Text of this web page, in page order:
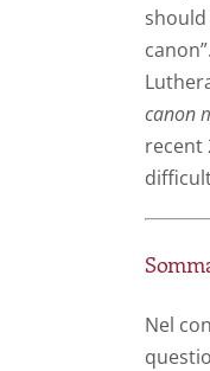
canon
recent
Nel